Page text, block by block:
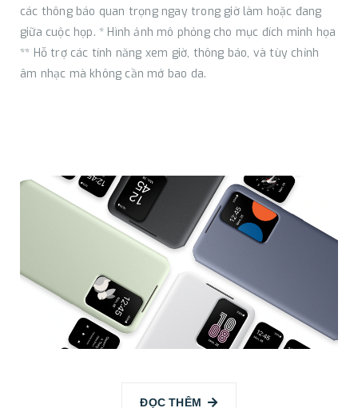
các thông báo quan trọng ngay trong giờ làm hoặc đang
giữa cuộc họp. * Hình ảnh mô phỏng cho mục đích minh họa
** Hỗ trợ các tính năng xem giờ, thông báo, và tùy chỉnh
âm nhạc mà không cần mở bao da.
ĐỌC THÊM